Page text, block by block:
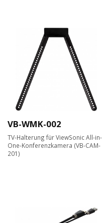
VB-WMK-002
TV-Halterung für ViewSonic All-in-
One-Konferenzkamera (VB-CAM-
201)